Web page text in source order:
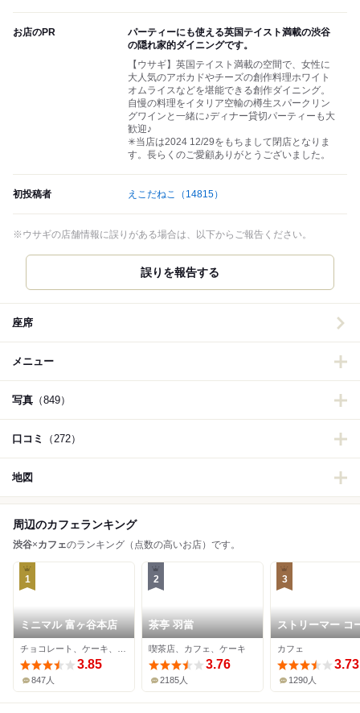
お店のPR
パーティーにも使える英国テイスト満載の渋谷
の隠れ家的ダイニングです。
【ウサギ】英国テイスト満載の空間で、女性に
大人気のアボカドやチーズの創作料理ホワイト
オムライスなどを堪能できる創作ダイニング。
自慢の料理をイタリア空輸の樽生スパークリン
グワインと一緒に♪ディナー貸切パーティーも大
歓迎♪
✳︎当店は2024 12/29をもちまして閉店となりま
す。長らくのご愛顧ありがとうございました。
初投稿者 えこだねこ （14815）
※ウサギの店舗情報に誤りがある場合は、以下からご報告ください。
誤りを報告する
座席
メニュー
写真 （849）
口コミ （272）
地図
周辺のカフェランキング
渋谷×カフェのランキング（点数の高いお店）です。
1
ミニマル 富ヶ谷本店
3.85
847人
2
茶亭 羽當
喫茶店、カフェ、ケーキ
3.76
2185人
3
ストリーマー コ
ーカンパニー
SHIBUYA
カフェ
3.73
1290人